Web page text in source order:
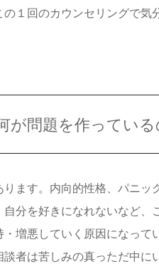
１回のカウンセリングで気
が問題を作っている
ます。内向的性格、パニッ
分を好きになれないなど、
増悪していく原因になって
者は苦しみの真っただ中に